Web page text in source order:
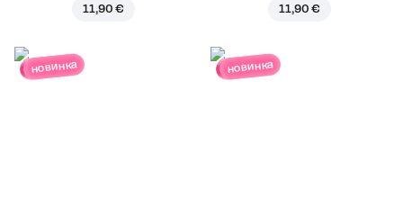
11,90 € 11,90 €
новинка новинка